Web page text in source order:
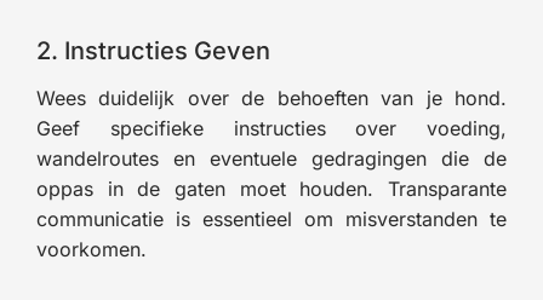
2. Instructies Geven
Wees duidelijk over de behoeften van je hond.
Geef specifieke instructies over voeding,
wandelroutes en eventuele gedragingen die de
oppas in de gaten moet houden. Transparante
communicatie is essentieel om misverstanden te
voorkomen.